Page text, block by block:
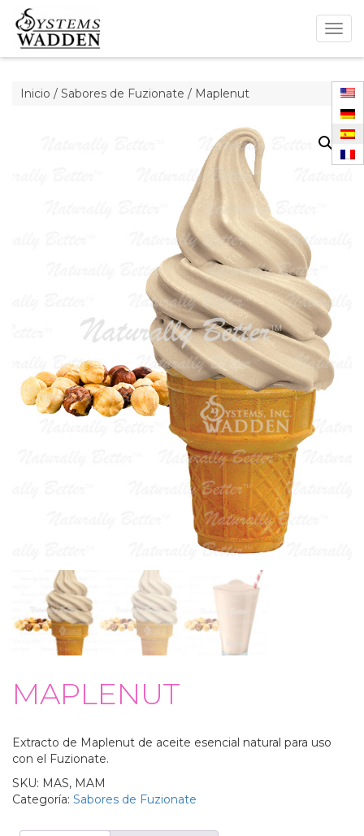
Inicio / Sabores de Fuzionate / Maplenut
MAPLENUT
Extracto de Maplenut de aceite esencial natural para uso
con el Fuzionate.
SKU: MAS, MAM
Categoría: Sabores de Fuzionate